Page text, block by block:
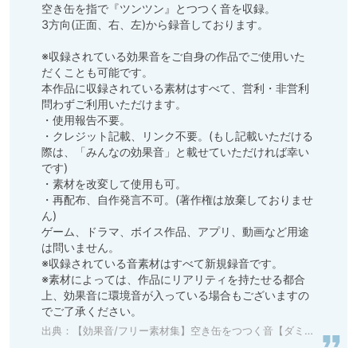
空き缶を指で『ツンツン』とつつく音を収録。
3方向(正面、右、左)から録音しております。
※収録されている効果音をご自身の作品でご使用いた
だくことも可能です。
本作品に収録されている素材はすべて、営利・非営利
問わずご利用いただけます。
・使用報告不要。
・クレジット記載、リンク不要。(もし記載いただける
際は、「みんなの効果音」と載せていただければ幸い
です)
・素材を改変して使用も可。
・再配布、自作発言不可。(著作権は放棄しておりませ
ん)
ゲーム、ドラマ、ボイス作品、アプリ、動画など用途
は問いません。
※収録されている音素材はすべて新規録音です。
※素材によっては、作品にリアリティを持たせる都合
上、効果音に環境音が入っている場合もございますの
でご了承ください。
出典： 【効果音/フリー素材集】空き缶をつつく音【ダミヘ収録の高音質ASMR!】